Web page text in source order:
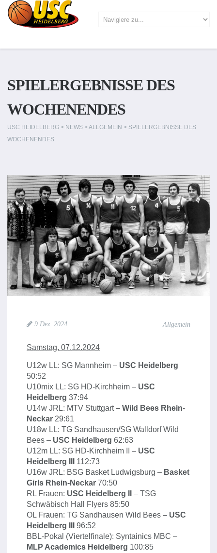
SPIELERGEBNISSE DES
WOCHENENDES
USC HEIDELBERG > NEWS >ALLGEMEIN > SPIELERGEBNISSE DES
WOCHENENDES
9 Dez. 2024 Allgemein
Samstag, 07.12.2024
U12w LL: SG Mannheim – USC Heidelberg
50:52
U10mix LL: SG HD-Kirchheim – USC
Heidelberg 37:94
U14w JRL: MTV Stuttgart – Wild Bees Rhein-
Neckar 29:61
U18w LL: TG Sandhausen/SG Walldorf Wild
Bees – USC Heidelberg 62:63
U12m LL: SG HD-Kirchheim II – USC
Heidelberg III
112:73
U16w JRL: BSG Basket Ludwigsburg – Basket
Girls Rhein-Neckar 70:50
RL Frauen: USC Heidelberg II
– TSG
Schwäbisch Hall Flyers 85:50
OL Frauen: TG Sandhausen Wild Bees – USC
Heidelberg III
96:52
BBL-Pokal (Viertelfinale): Syntainics MBC –
MLP Academics Heidelberg 100:85